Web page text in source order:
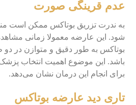
عدم قرینگی صورت
به ندرت تزریق بوتاکس ممکن است
شود. این عارضه معمولا زمانی
بوتاکس به طور دقیق و متوازن در
باشد. این موضوع اهمیت انتخاب پزشک
برای انجام این درمان نشان می‌دهد.
تاری دید عارضه بوتاکس